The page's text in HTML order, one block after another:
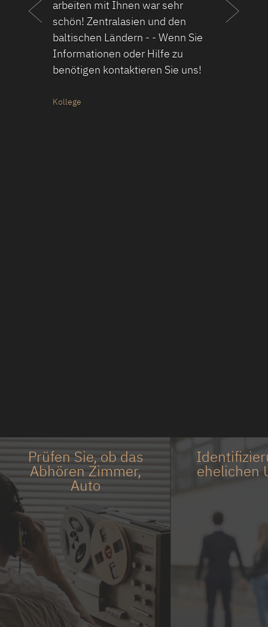
arbeiten mit Ihnen war sehr
schön! Zentralasien und den
baltischen Ländern - - Wenn Sie
Informationen oder Hilfe zu
benötigen kontaktieren Sie uns!
Kollege
Prüfen Sie, ob das
Abhören Zimmer,
Auto
ehelichen